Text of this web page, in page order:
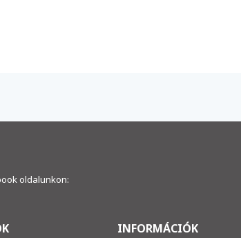
oldalunkon:
INFORMÁCIÓK